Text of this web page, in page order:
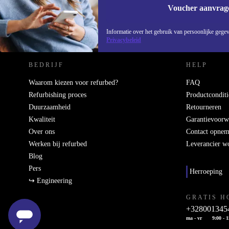
Voucher
Informatie over het gebruik van persoonlijke
Privacybeleid
REFURBED NEDERLAND - RETHINK NEW.
BEDRIJF
Waarom kiezen voor refurbed?
Refurbishing proces
Duurzaamheid
Kwaliteit
Over ons
Werken bij refurbed
Blog
Pers
↪ Engineering
HELP
FAQ
Retourneren
Contact
Leverancier
Herroeping
GRATIS
ma - vr 9:00 -